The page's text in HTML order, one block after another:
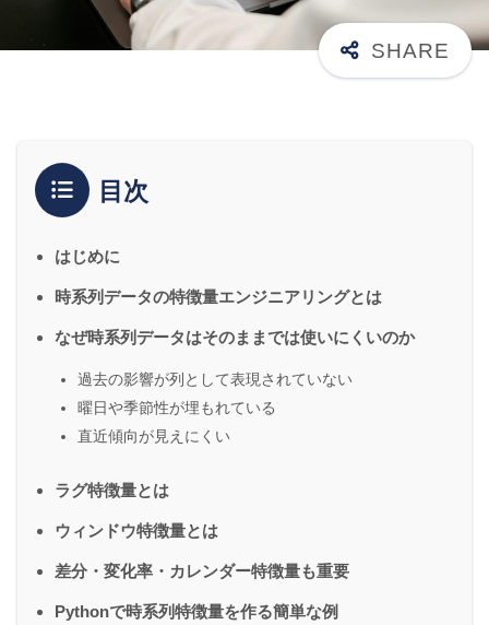
目次
はじめに
時系列データの特徴量エンジニアリングとは
なぜ時系列データはそのままでは使いにくいのか
過去の影響が列として表現されていない
曜日や季節性が埋もれている
直近傾向が見えにくい
ラグ特徴量とは
ウィンドウ特徴量とは
差分・変化率・カレンダー特徴量も重要
Pythonで時系列特徴量を作る簡単な例